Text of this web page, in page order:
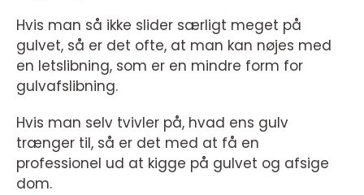
Hvis man så ikke slider særligt meget på
gulvet, så er det ofte, at man kan nøjes med
en letslibning, som er en mindre form for
gulvafslibning.
Hvis man selv tvivler på, hvad ens gulv
trænger til, så er det med at få en
professionel ud at kigge på gulvet og afsige
dom.